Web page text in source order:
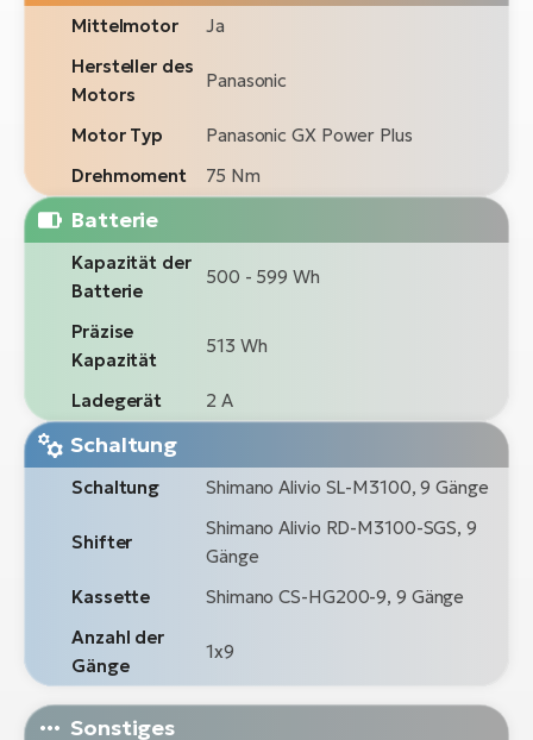
Mittelmotor
Ja
Hersteller des
Motors
Panasonic
Motor Typ
Panasonic GX Power Plus
Drehmoment
75 Nm
Batterie
Kapazität der
Batterie
500 - 599 Wh
Präzise
Kapazität
513 Wh
Ladegerät 2 A
Schaltung
Schaltung Shimano Alivio SL-M3100, 9 Gänge
Shifter
Shimano Alivio RD-M3100-SGS, 9
Gänge
Kassette
Shimano CS-HG200-9, 9 Gänge
Anzahl der
Gänge
1x9
Sonstiges